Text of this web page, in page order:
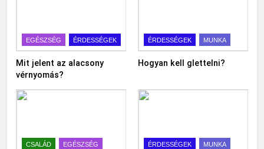
EGÉSZSÉG ÉRDESSÉGEK
Mit jelent az alacsony
vérnyomás?
ÉRDESSÉGEK MUNKA
Hogyan kell glettelni?
CSALÁD EGÉSZSÉG ÉRDESSÉGEK MUNKA